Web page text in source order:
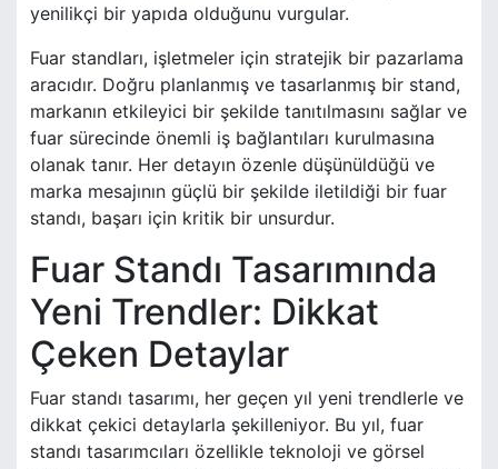
yenilikçi bir yapıda olduğunu vurgular.
Fuar standları, işletmeler için stratejik bir pazarlama
aracıdır. Doğru planlanmış ve tasarlanmış bir stand,
markanın etkileyici bir şekilde tanıtılmasını sağlar ve
fuar sürecinde önemli iş bağlantıları kurulmasına
olanak tanır. Her detayın özenle düşünüldüğü ve
marka mesajının güçlü bir şekilde iletildiği bir fuar
standı, başarı için kritik bir unsurdur.
Fuar Standı Tasarımında
Yeni Trendler: Dikkat
Çeken Detaylar
Fuar standı tasarımı, her geçen yıl yeni trendlerle ve
dikkat çekici detaylarla şekilleniyor. Bu yıl, fuar
standı tasarımcıları özellikle teknoloji ve görsel